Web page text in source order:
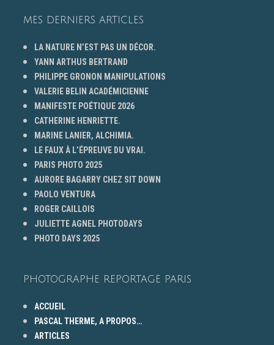
MES DERNIERS ARTICLES
LA NATURE N’EST PAS UN DÉCOR.
YANN ARTHUS BERTRAND
PHILIPPE GRONON MANIPULATIONS
VALERIE BELIN ACADÉMICIENNE
MANIFESTE POÉTIQUE 2026
CATHERINE HENRIETTE.
MARINE LANIER, ALCHIMIA.
LE FAUX À L’ÉPREUVE DU VRAI.
PARIS PHOTO 2025
AURORE BAGARRY CHEZ SIT DOWN
PAOLO VENTURA
ROGER CAILLOIS
JULIETTE AGNEL PHOTODAYS
PHOTO DAYS 2025
PHOTOGRAPHE REPORTAGE PARIS
ACCUEIL
PASCAL THERME, A PROPOS…
ARTICLES